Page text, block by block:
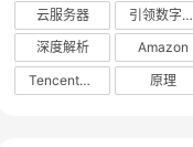
云服务器
引领数字化转型
深度解析
Amazon
TencentOS
原理